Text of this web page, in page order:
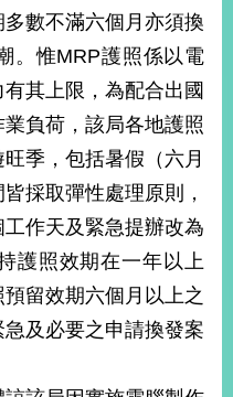
數不滿六個月亦須換
。惟MRP護照係以電
其上限，為配合出國
負荷，該局各地護照
季，包括暑假（六月
採取彈性處理原則，
作天及緊急提辦改為
護照效期在一年以上
留效期六個月以上之
及必要之申請換發案